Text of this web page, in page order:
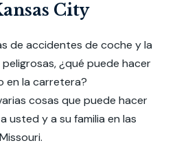
City
de accidentes de coche y la
¿qué puede hacer
en la carretera?
cosas que puede hacer
usted y a su familia en las